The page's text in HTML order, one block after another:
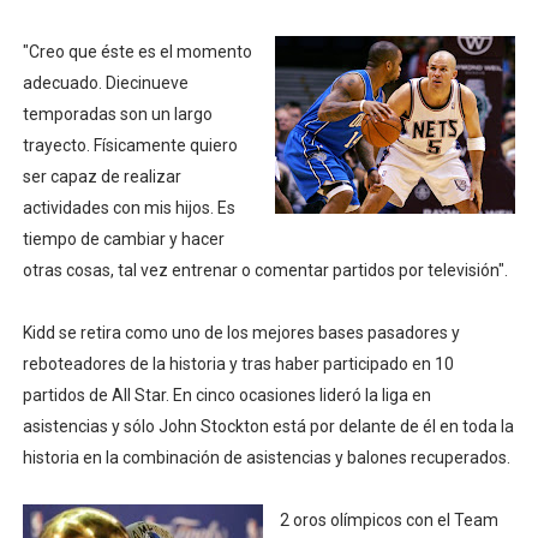
Campeonato de Europa de saltos 2026 (París,
"Creo que éste es el momento
adecuado. Diecinueve
temporadas son un largo
trayecto. Físicamente quiero
ser capaz de realizar
actividades con mis hijos. Es
tiempo de cambiar y hacer
otras cosas, tal vez entrenar o comentar partidos por televisión".
Kidd se retira como uno de los mejores bases pasadores y
reboteadores de la historia y tras haber participado en 10
partidos de All Star. En cinco ocasiones lideró la liga en
asistencias y sólo John Stockton está por delante de él en toda la
historia en la combinación de asistencias y balones recuperados.
2 oros olímpicos con el Team